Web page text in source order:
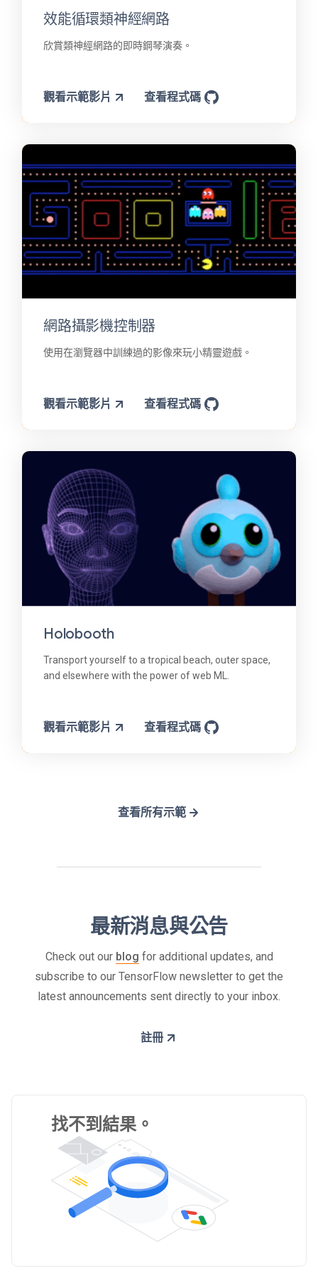
效能循環類神經網路
欣賞類神經網路的即時鋼琴演奏。
觀看示範影片 查看程式碼
網路攝影機控制器
使用在瀏覽器中訓練過的影像來玩小精靈遊戲。
觀看示範影片 查看程式碼
Holobooth
Transport yourself to a tropical beach, outer space,
and elsewhere with the power of web ML.
觀看示範影片 查看程式碼
查看所有示範
最新消息與公告
Check out our blog for additional updates, and
subscribe to our TensorFlow newsletter to get the
latest announcements sent directly to your inbox.
註冊
找不到結果。